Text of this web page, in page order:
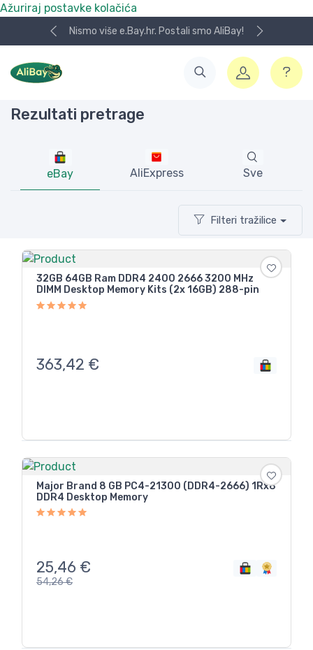
Ažuriraj postavke kolačića
Nismo više e.Bay.hr. Postali smo AliBay!
Rezultati pretrage
eBay AliExpress Sve
Filteri tražilice
32GB 64GB Ram DDR4 2400 2666 3200 MHz
DIMM Desktop Memory Kits (2x 16GB) 288-pin
363,42 €
Major Brand 8 GB PC4-21300 (DDR4-2666) 1Rx8
DDR4 Desktop Memory
25,46 €
54,26€